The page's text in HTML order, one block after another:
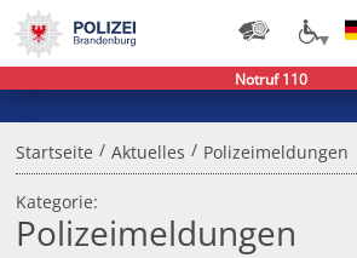
Startseite / Aktuelles / Polizeimeldungen
Kategorie:
Polizeimeldungen
Notruf 110